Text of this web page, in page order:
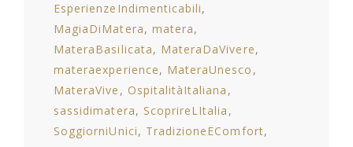
EsperienzeIndimenticabili
MagiaDiMatera
matera
MateraBasilicata
MateraDaVivere
materaexperience
MateraUnesco
MateraVive
OspitalitàItaliana
sassidimatera
ScoprireLItalia
SoggiorniUnici
TradizioneEComfort